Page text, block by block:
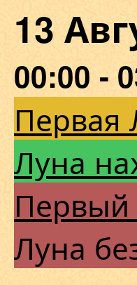
13
00:00 -
Первая
Луна
Луна